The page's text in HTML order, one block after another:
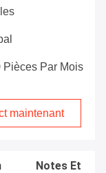
Pièces Par Mois
maintenant
Notes Et